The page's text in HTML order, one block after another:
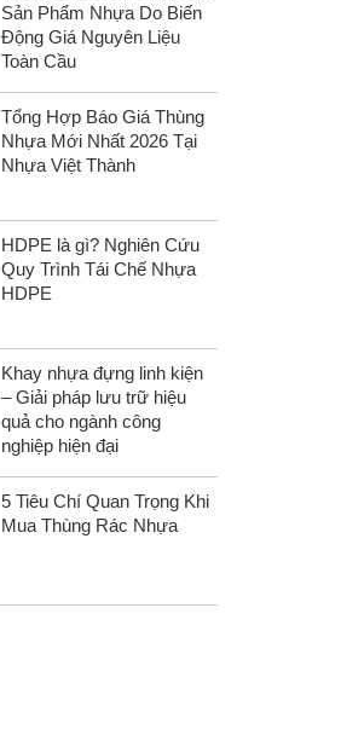
Sản Phẩm Nhựa Do Biến
Động Giá Nguyên Liệu
Toàn Cầu
Tổng Hợp Báo Giá Thùng
Nhựa Mới Nhất 2026 Tại
Nhựa Việt Thành
HDPE là gì? Nghiên Cứu
Quy Trình Tái Chế Nhựa
HDPE
Khay nhựa đựng linh kiện
– Giải pháp lưu trữ hiệu
quả cho ngành công
nghiệp hiện đại
5 Tiêu Chí Quan Trọng Khi
Mua Thùng Rác Nhựa